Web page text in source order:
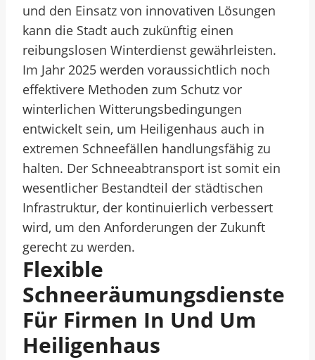
und den Einsatz von innovativen Lösungen
kann die Stadt auch zukünftig einen
reibungslosen Winterdienst gewährleisten.
Im Jahr 2025 werden voraussichtlich noch
effektivere Methoden zum Schutz vor
winterlichen Witterungsbedingungen
entwickelt sein, um Heiligenhaus auch in
extremen Schneefällen handlungsfähig zu
halten. Der Schneeabtransport ist somit ein
wesentlicher Bestandteil der städtischen
Infrastruktur, der kontinuierlich verbessert
wird, um den Anforderungen der Zukunft
gerecht zu werden.
Flexible
Schneeräumungsdienste
Für Firmen In Und Um
Heiligenhaus